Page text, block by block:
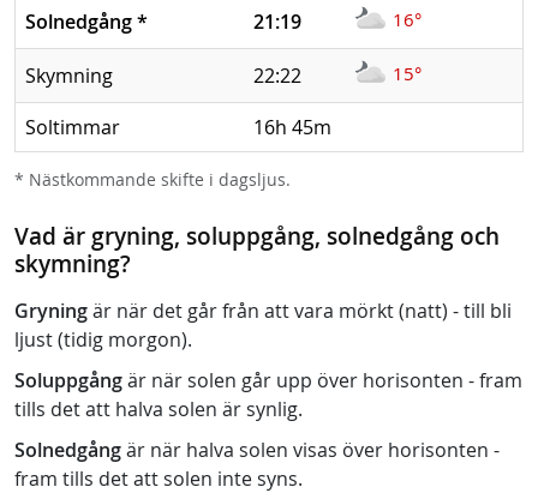
Solnedgång* 21:19 16°
Skymning 22:22 15°
Soltimmar 16h 45m
* Nästkommande skifte i dagsljus.
Vad är gryning, soluppgång, solnedgång och
skymning?
Gryningär när det går från att vara mörkt (natt) - till bli
ljust (tidig morgon).
Soluppgångär när solen går upp över horisonten - fram
tills det att halva solen är synlig.
Solnedgångär när halva solen visas över horisonten -
fram tills det att solen inte syns.